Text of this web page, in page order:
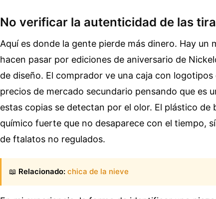
No verificar la autenticidad de las
Aquí es donde la gente pierde más dinero. Hay un
hacen pasar por ediciones de aniversario de
de diseño. El comprador ve una caja con
precios de mercado secundario pensando que es
estas copias se detectan por el olor. El plástico de
químico fuerte que no desaparece con el tiempo,
de ftalatos no regulados.
📖 Relacionado: chica de la nieve